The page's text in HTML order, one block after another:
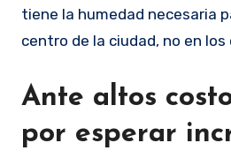
tiene la humedad necesaria
centro de la ciudad, no en
Ante altos
por esperar